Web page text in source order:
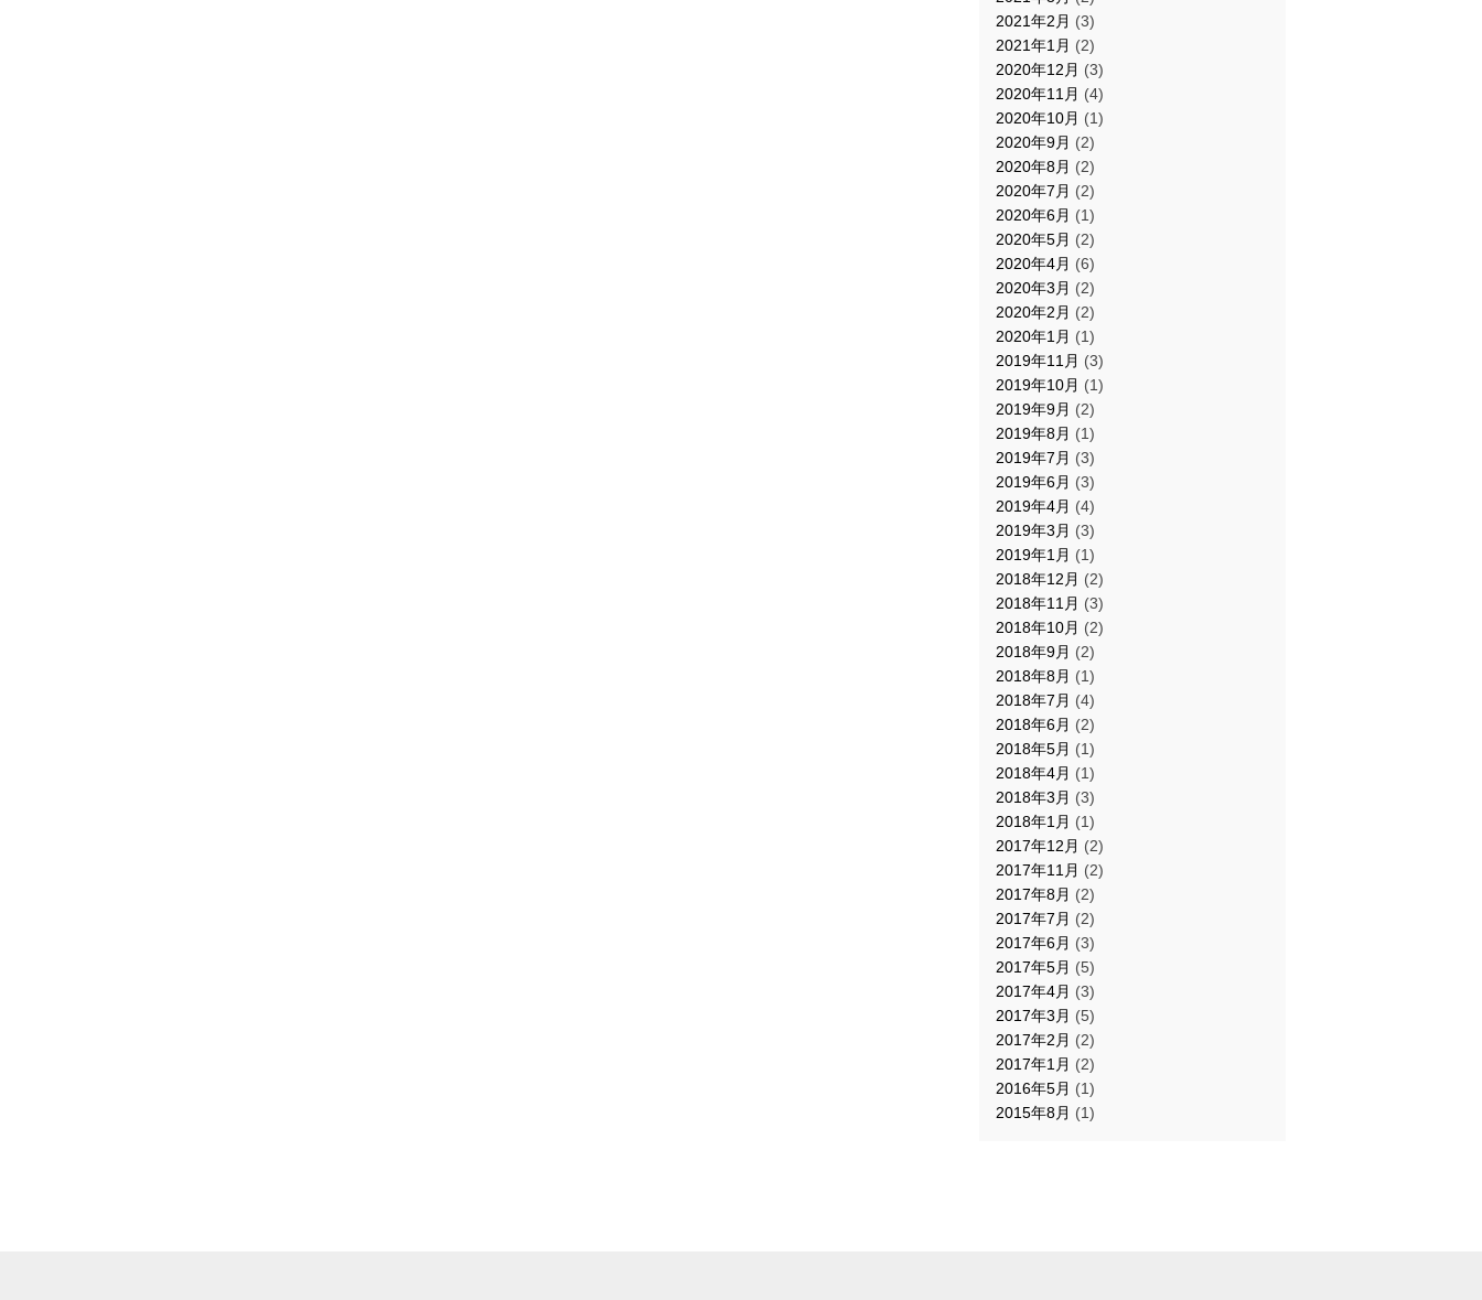
2021年2月 (3)
2021年1月 (2)
2020年12月 (3)
2020年11月 (4)
2020年10月 (1)
2020年9月 (2)
2020年8月 (2)
2020年7月 (2)
2020年6月 (1)
2020年5月 (2)
2020年4月 (6)
2020年3月 (2)
2020年2月 (2)
2020年1月 (1)
2019年11月 (3)
2019年10月 (1)
2019年9月 (2)
2019年8月 (1)
2019年7月 (3)
2019年6月 (3)
2019年4月 (4)
2019年3月 (3)
2019年1月 (1)
2018年12月 (2)
2018年11月 (3)
2018年10月 (2)
2018年9月 (2)
2018年8月 (1)
2018年7月 (4)
2018年6月 (2)
2018年5月 (1)
2018年4月 (1)
2018年3月 (3)
2018年1月 (1)
2017年12月 (2)
2017年11月 (2)
2017年8月 (2)
2017年7月 (2)
2017年6月 (3)
2017年5月 (5)
2017年4月 (3)
2017年3月 (5)
2017年2月 (2)
2017年1月 (2)
2016年5月 (1)
2015年8月 (1)